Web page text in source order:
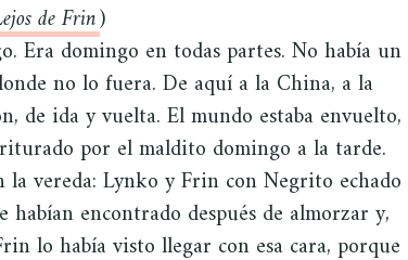
de Frin)
Era domingo en todas partes. No había un
no lo fuera. De aquí a la China, a la
de ida y vuelta. El mundo estaba envuelto,
por el maldito domingo a la tarde.
la vereda: Lynko y Frin con Negrito echado
habían encontrado después de almorzar y,
lo había visto llegar con esa cara, porque